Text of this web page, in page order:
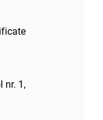
nr. 1,